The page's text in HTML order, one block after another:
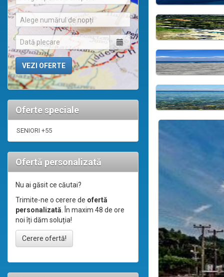
Alege numărul de nopți
Oferte speciale
SENIORI +55
Ofertă personalizată
Nu ai găsit ce căutai?
Trimite-ne o cerere de ofertă
personalizată. În maxim 48 de ore
noi îți dăm soluția!
Cerere ofertă!